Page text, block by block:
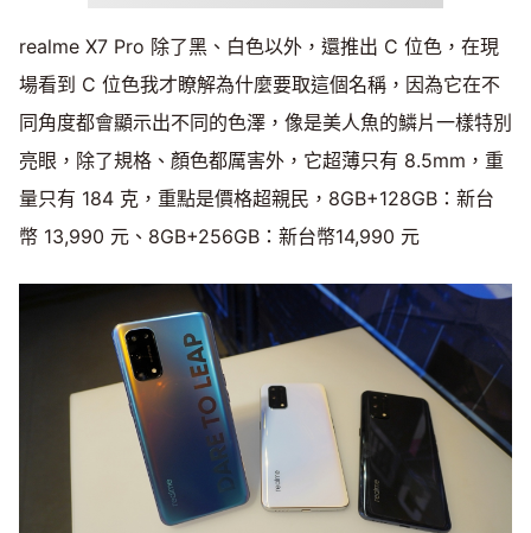
realme X7 Pro 除了黑、白色以外，還推出 C 位色，在現
場看到 C 位色我才瞭解為什麼要取這個名稱，因為它在不
同角度都會顯示出不同的色澤，像是美人魚的鱗片一樣特別
亮眼，除了規格、顏色都厲害外，它超薄只有 8.5mm，重
量只有 184 克，重點是價格超親民，8GB+128GB：新台
幣 13,990 元、8GB+256GB：新台幣14,990 元